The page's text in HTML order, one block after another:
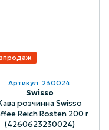
Артикул: 230024
Swisso
розчинна Swisso
Reich Rosten 200 г
(4260623230024)